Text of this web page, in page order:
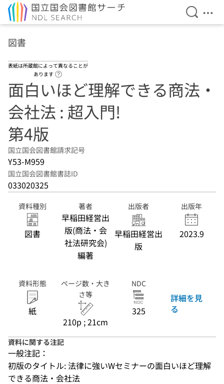
検索を
メ
図書
表紙は所蔵館によって異なることが
あります
面白いほど理解できる商法・
会社法 : 超入門!
第4版
国立国会図書館請求記号
Y53-M959
国立国会図書館書誌ID
033020325
資料種別
図書
著者
早稲田経営出
版(商法・会
社法研究会)
編著
出版者
早稲田経営出
版
出版年
2023.9
資料形態
紙
ページ数・大き
さ等
210p ; 21cm
NDC
325
詳細を見
る
資料に関する注記
一般注記：
初版のタイトル: 法律に強いWセミナーの面白いほど理解
できる商法・会社法